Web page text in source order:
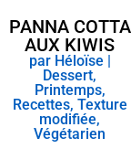
PANNA COTTA
AUX KIWIS
par Héloïse |
Dessert,
Printemps,
Recettes, Texture
modifiée,
Végétarien